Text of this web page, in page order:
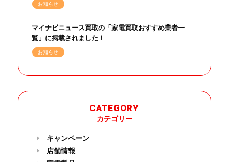
お知らせ
マイナビニュース買取の「家電買取おすすめ業者一
覧」に掲載されました！
お知らせ
CATEGORY
カテゴリー
キャンペーン
店舗情報